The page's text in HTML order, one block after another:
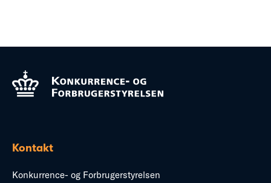
Kontakt
Konkurrence- og Forbrugerstyrelsen